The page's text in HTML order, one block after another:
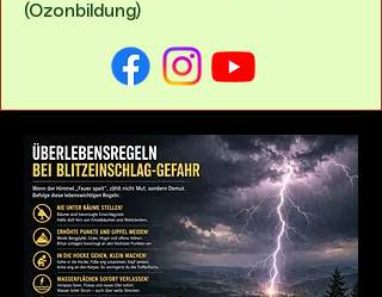
(Ozonbildung)